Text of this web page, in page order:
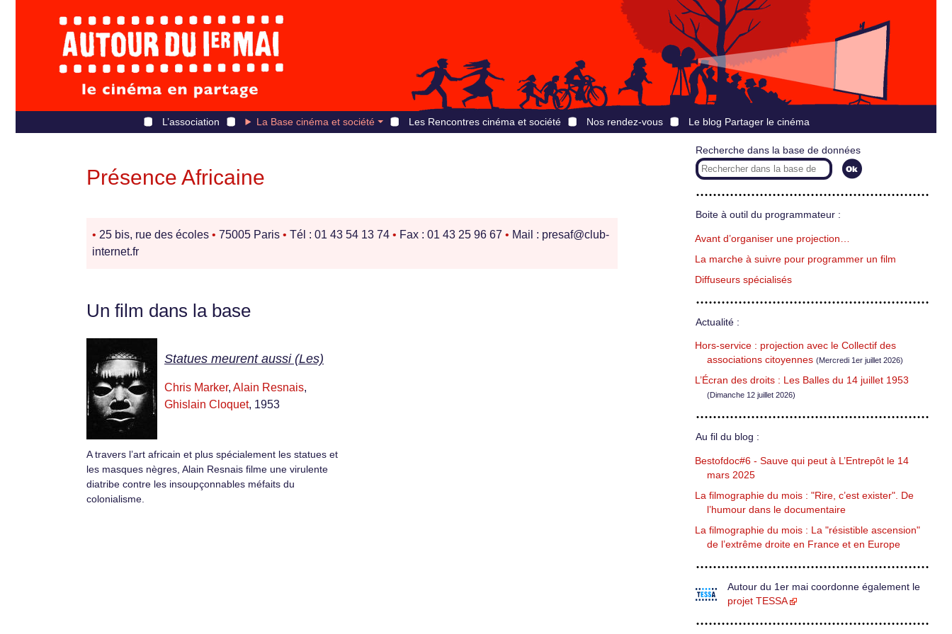
L’association La Base cinéma et société Les Rencontres cinéma et société Nos rendez-vous Le blog Partager le cinéma
Présence Africaine
• 25 bis, rue des écoles • 75005 Paris • Tél : 01 43 54 13 74 • Fax : 01 43 25 96 67 • Mail : presaf@club-
internet.fr
Un film dans la base
Statues meurent aussi (Les)
Chris Marker, Alain Resnais,
Ghislain Cloquet, 1953
A travers l’art africain et plus spécialement les statues et
les masques nègres, Alain Resnais filme une virulente
diatribe contre les insoupçonnables méfaits du
colonialisme.
Recherche dans la base de données
Boite à outil du programmateur :
Avant d’organiser une projection…
La marche à suivre pour programmer un film
Diffuseurs spécialisés
Actualité :
Hors-service : projection avec le Collectif des
associations citoyennes (Mercredi 1er juillet 2026)
L’Écran des droits : Les Balles du 14 juillet 1953
(Dimanche 12 juillet 2026)
Au fil du blog :
Bestofdoc#6 - Sauve qui peut à L’Entrepôt le 14
mars 2025
La filmographie du mois : "Rire, c’est exister". De
l’humour dans le documentaire
La filmographie du mois : La "résistible ascension"
de l’extrême droite en France et en Europe
Autour du 1er mai coordonne également le
projet TESSA